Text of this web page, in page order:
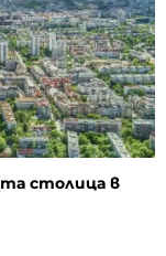
столица в